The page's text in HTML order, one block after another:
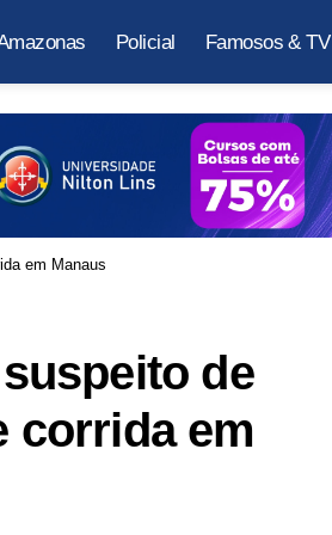
Policial Famosos & TV
em Manaus
de
corrida em